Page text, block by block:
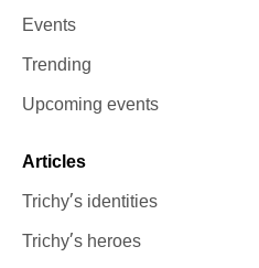
Events
Trending
Upcoming events
Articles
Trichy’s identities
Trichy’s heroes